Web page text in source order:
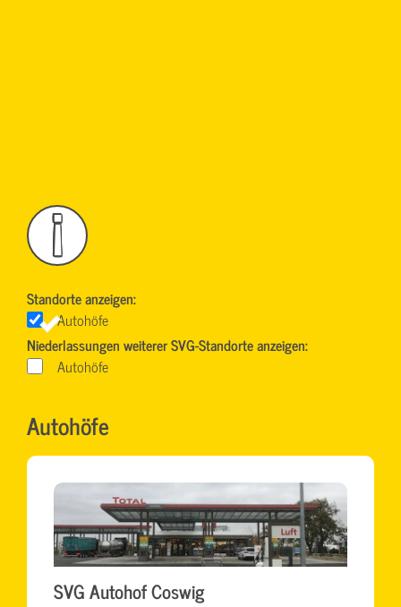
!
Standorte anzeigen:
Autohöfe
Niederlassungen weiterer SVG-Standorte anzeigen:
Autohöfe
Autohöfe
SVG Autohof Coswig